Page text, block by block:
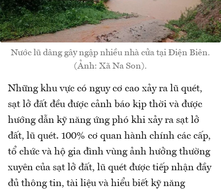
Nước lũ dâng gây ngập nhiều nhà cửa tại Điện Biên.
(Ảnh: Xã Na Son).
Những khu vực có nguy cơ cao xảy ra lũ quét,
sạt lở đất đều được cảnh báo kịp thời và được
hướng dẫn kỹ năng ứng phó khi xảy ra sạt lở
đất, lũ quét. 100% cơ quan hành chính các cấp,
tổ chức và hộ gia đình vùng ảnh hưởng thường
xuyên của sạt lở đất, lũ quét được tiếp nhận đầy
đủ thông tin, tài liệu và hiểu biết kỹ năng